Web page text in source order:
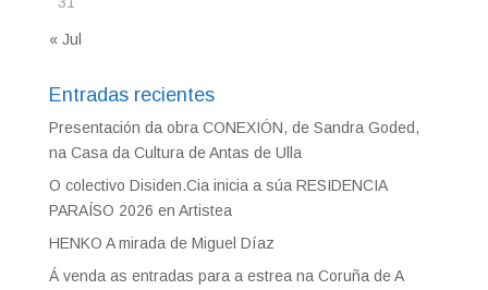
« Jul
Entradas recientes
Presentación da obra CONEXIÓN, de Sandra Goded,
na Casa da Cultura de Antas de Ulla
O colectivo Disiden.Cia inicia a súa RESIDENCIA
PARAÍSO 2026 en Artistea
HENKO A mirada de Miguel Díaz
Á venda as entradas para a estrea na Coruña de A